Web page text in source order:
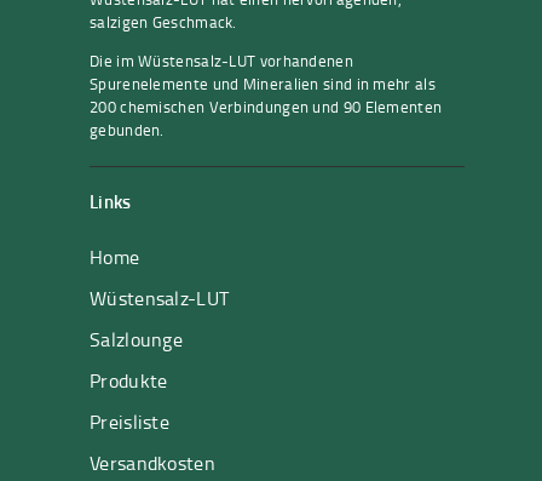
salzigen Geschmack.
Die im Wüstensalz-LUT vorhandenen
Spurenelemente und Mineralien sind in mehr als
200 chemischen Verbindungen und 90 Elementen
gebunden.
Links
Home
Wüstensalz-LUT
Salzlounge
Produkte
Preisliste
Versandkosten